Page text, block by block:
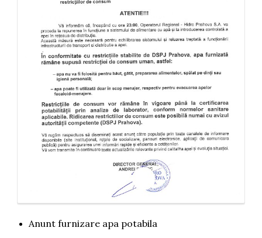
Anunt furnizare apa potabila